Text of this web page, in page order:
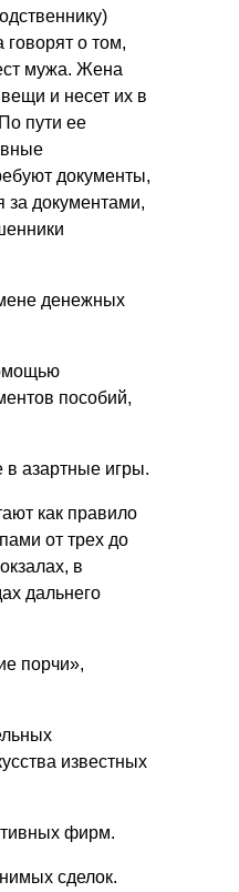
говорят о том,
мужа. Жена
и несет их в
пути ее
документы,
за документами,
денежных
пособий,
азартные игры.
как правило
от трех до
в
дальнего
порчи»,
известных
фирм.
сделок.